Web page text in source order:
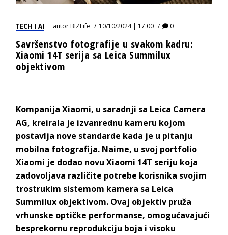
TECH I AI autorBIZLife 10/10/2024 | 17:00 0
Savršenstvo fotografije u svakom kadru:
Xiaomi 14T serija sa Leica Summilux
objektivom
Kompanija Xiaomi, u saradnji sa Leica Camera
AG, kreirala je izvanrednu kameru kojom
postavlja nove standarde kada je u pitanju
mobilna fotografija. Naime, u svoj portfolio
Xiaomi je dodao novu Xiaomi 14T seriju koja
zadovoljava različite potrebe korisnika svojim
trostrukim sistemom kamera sa Leica
Summilux objektivom. Ovaj objektiv pruža
vrhunske optičke performanse, omogućavajući
besprekornu reprodukciju boja i visoku